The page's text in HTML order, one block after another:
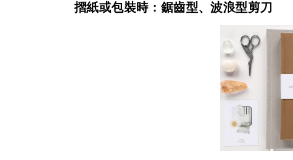
摺紙或包裝時：鋸齒型、波浪型剪刀